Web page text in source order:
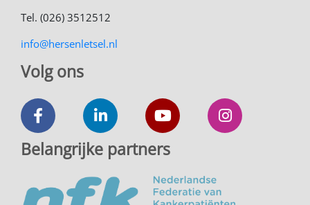
Tel. (026) 3512512
info@hersenletsel.nl
Volg ons
Belangrijke partners